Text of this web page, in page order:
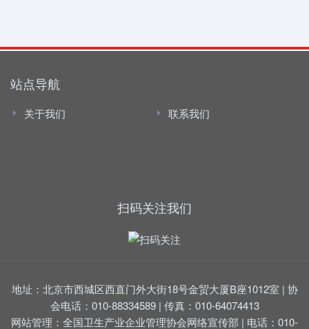
站点导航
关于我们 联系我们
扫码关注我们
地址：北京市西城区西直门外大街18号金贸大厦B座1012室 | 协
会电话：010-88334589 | 传真：010-64074413
网站管理：全国卫生产业企业管理协会网络宣传部 | 电话：010-